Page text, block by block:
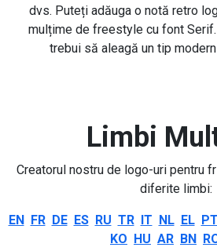
dvs. Puteți adăuga o notă retro
mulțime de freestyle cu font
trebui să aleagă un tip
Limbi
Creatorul nostru de logo-uri pentru
diferite limbi:
EN FR DE ES RU TR IT NL EL PT
KO HU AR BN